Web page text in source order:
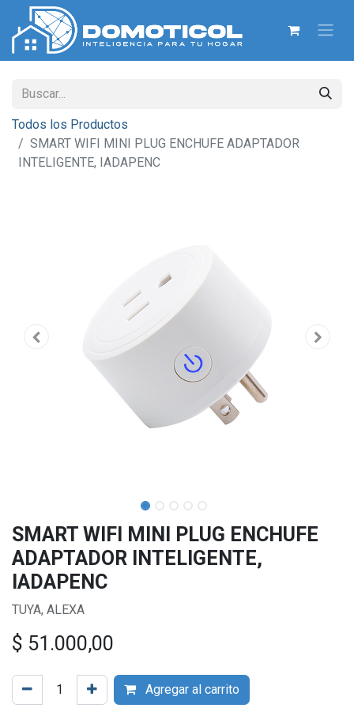
Todos los Productos
SMART WIFI MINI PLUG ENCHUFE ADAPTADOR
INTELIGENTE, IADAPENC
SMART WIFI MINI PLUG ENCHUFE
ADAPTADOR INTELIGENTE,
IADAPENC
TUYA, ALEXA
$ 51.000,00
Agregar al carrito